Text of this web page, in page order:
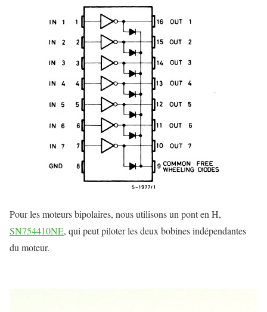
Pour les moteurs bipolaires, nous utilisons un pont en H,
SN754410NE, qui peut piloter les deux bobines indépendantes
du moteur.